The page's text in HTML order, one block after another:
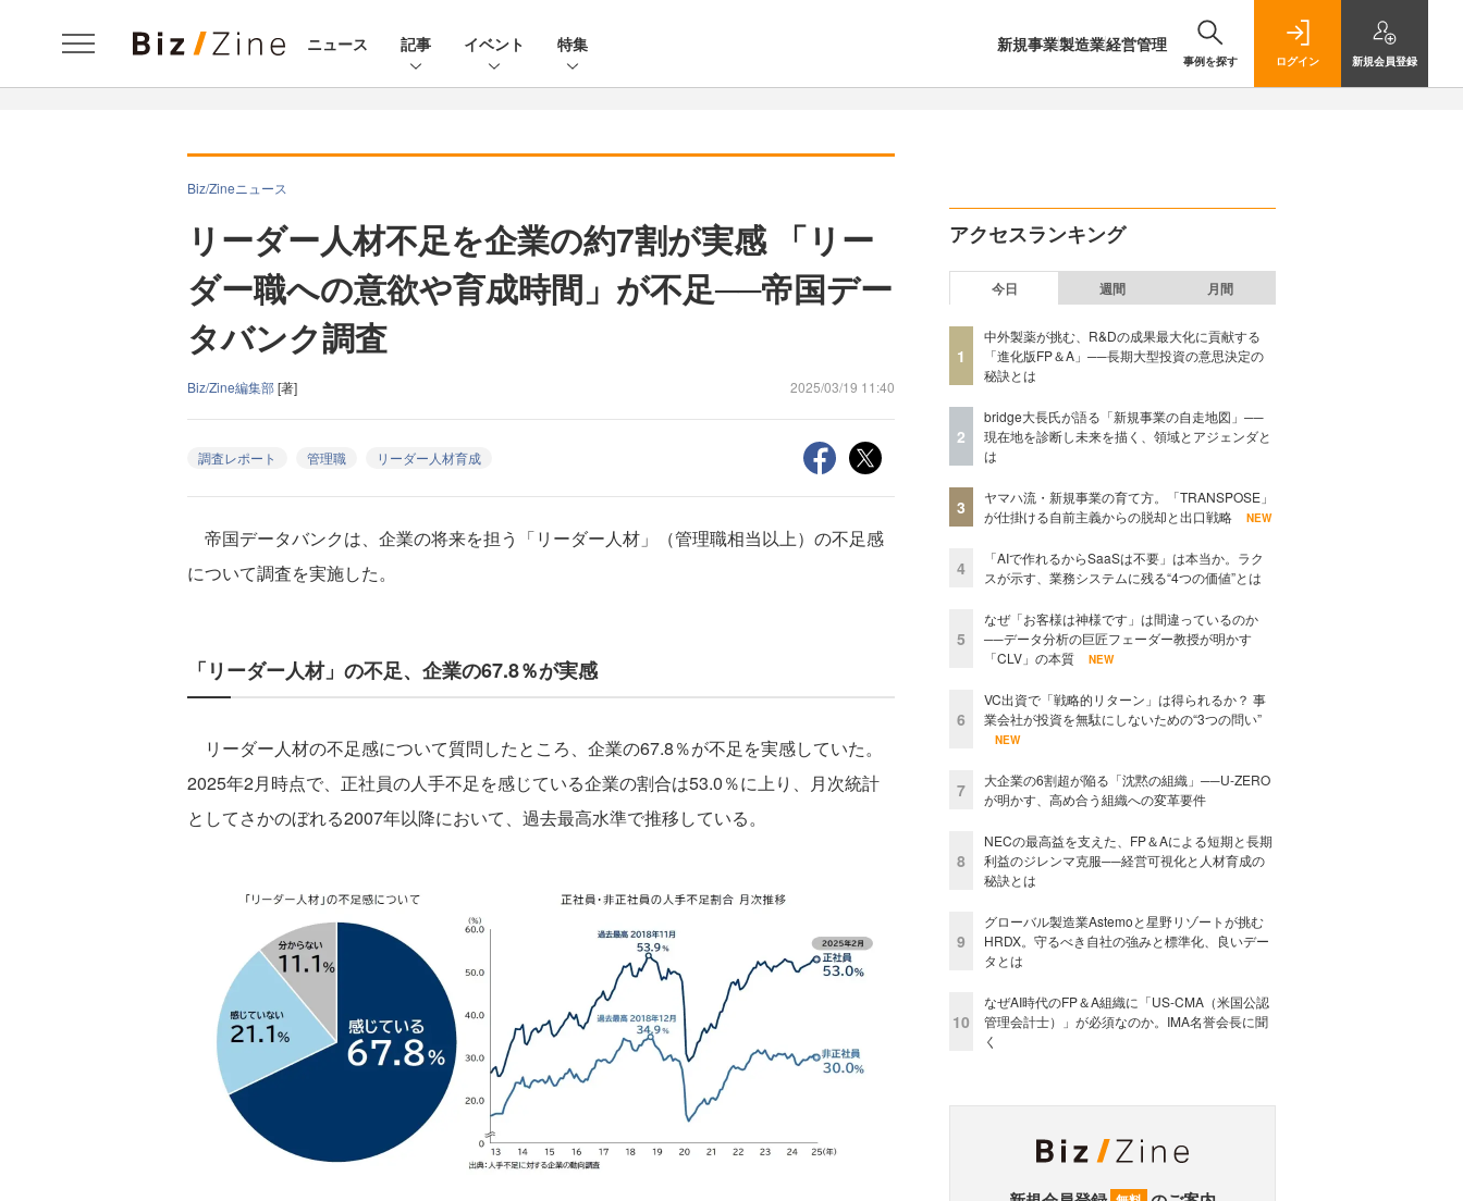
ニュース 記事 イベント 特集 新規事業製造業経営管理
事例を探す ログイン 新規会員登録
Biz/Zineニュース
リーダー人材不足を企業の約7割が実感 「リー
ダー職への意欲や育成時間」が不足──帝国デー
タバンク調査
Biz/Zine編集部[著] 2025/03/19 11:40
調査レポート 管理職 リーダー人材育成
帝国データバンクは、企業の将来を担う「リーダー人材」（管理職相当以上）の不足感
について調査を実施した。
「リーダー人材」の不足、企業の67.8％が実感
リーダー人材の不足感について質問したところ、企業の67.8％が不足を実感していた。
2025年2月時点で、正社員の人手不足を感じている企業の割合は53.0％に上り、月次統計
としてさかのぼれる2007年以降において、過去最高水準で推移している。
アクセスランキング
今日 週間 月間
1
中外製薬が挑む、R&Dの成果最大化に貢献する
「進化版FP＆A」──長期大型投資の意思決定の
秘訣とは
2
bridge大長氏が語る「新規事業の自走地図」──
現在地を診断し未来を描く、領域とアジェンダと
は
3
ヤマハ流・新規事業の育て方。「TRANSPOSE」
が仕掛ける自前主義からの脱却と出口戦略
NEW
4
「AIで作れるからSaaSは不要」は本当か。ラク
スが示す、業務システムに残る“4つの価値”とは
5
なぜ「お客様は神様です」は間違っているのか
──データ分析の巨匠フェーダー教授が明かす
「CLV」の本質
NEW
6
VC出資で「戦略的リターン」は得られるか？ 事
業会社が投資を無駄にしないための“3つの問い”
NEW
7
大企業の6割超が陥る「沈黙の組織」──U-ZERO
が明かす、高め合う組織への変革要件
8
NECの最高益を支えた、FP＆Aによる短期と長期
利益のジレンマ克服──経営可視化と人材育成の
秘訣とは
9
グローバル製造業Astemoと星野リゾートが挑む
HRDX。守るべき自社の強みと標準化、良いデー
タとは
10
なぜAI時代のFP＆A組織に「US-CMA（米国公認
管理会計士）」が必須なのか。IMA名誉会長に聞
く